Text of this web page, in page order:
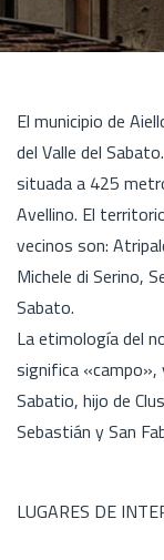
El municipio de
del Valle del
situada a 425
Avellino. El
vecinos son:
Michele di Serino,
Sabato.
La etimología del
significa «campo»,
Sabatio, hijo de
Sebastián y San
LUGARES DE